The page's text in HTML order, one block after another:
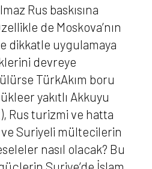
Rus baskısına
de Moskova’nın
dikkatle uygulamaya
devreye
TürkAkım boru
yakıtlı Akkuyu
Rus turizmi ve hatta
ve Suriyeli mültecilerin
nasıl olacak? Bu